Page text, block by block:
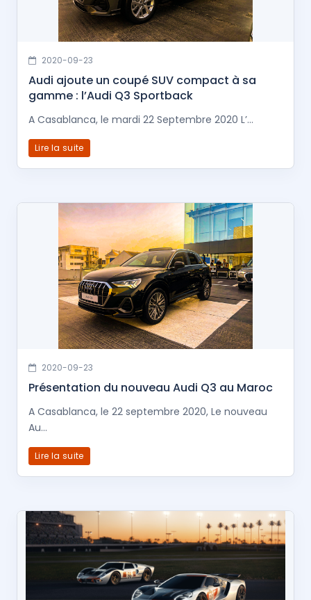
2020-09-23
Audi ajoute un coupé SUV compact à sa
gamme : l’Audi Q3 Sportback
A Casablanca, le mardi 22 Septembre 2020 L’...
Lire la suite
2020-09-23
Présentation du nouveau Audi Q3 au Maroc
A Casablanca, le 22 septembre 2020, Le nouveau
Au...
Lire la suite